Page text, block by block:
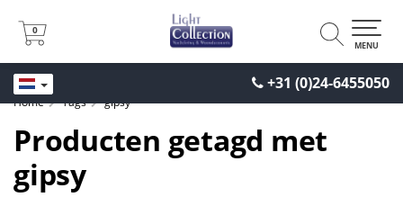
+31 (0)24-6455050
0
0
MENU
Home Tags gipsy
Producten getagd met
gipsy